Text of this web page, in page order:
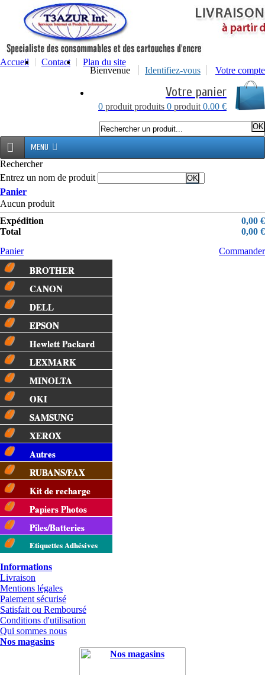
Accueil Contact
Plan du site
Bienvenue
Identifiez-vous Votre compte
Votre panier
0 produit produits 0 produit 0.00 €
MENU
Rechercher
Entrez un nom de produit
Panier
Aucun produit
Expédition
0,00 €
Total
0,00 €
Panier
Commander
BROTHER
CANON
DELL
EPSON
Hewlett Packard
LEXMARK
MINOLTA
OKI
SAMSUNG
XEROX
Autres
RUBANS/FAX
Kit de recharge
Papiers Photos
Piles/Batteries
Etiquettes Adhésives
Informations
Livraison
Mentions légales
Paiement sécurisé
Satisfait ou Remboursé
Conditions d'utilisation
Qui sommes nous
Nos magasins